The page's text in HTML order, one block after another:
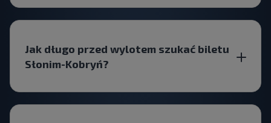
Jak długo przed wylotem szukać biletu
Słonim-Kobryń?